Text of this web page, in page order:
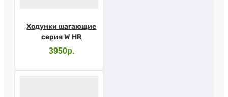
Ходунки шагающие
серия W HR
3950р.